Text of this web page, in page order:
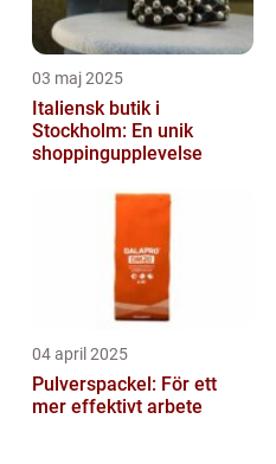
03 maj 2025
Italiensk butik i
Stockholm: En unik
shoppingupplevelse
04 april 2025
Pulverspackel: För ett
mer effektivt arbete